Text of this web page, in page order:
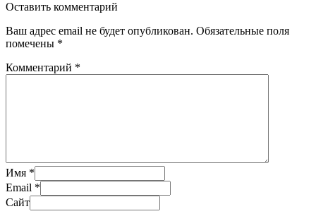
Оставить комментарий
Ваш адрес email не будет опубликован. Обязательные поля
помечены *
Комментарий *
Имя *
Email *
Сайт